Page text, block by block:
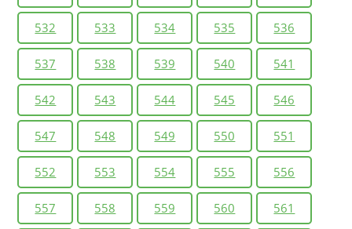
532 533 534 535 536
537 538 539 540 541
542 543 544 545 546
547 548 549 550 551
552 553 554 555 556
557 558 559 560 561